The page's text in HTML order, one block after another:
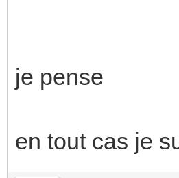
je pense
en tout cas je